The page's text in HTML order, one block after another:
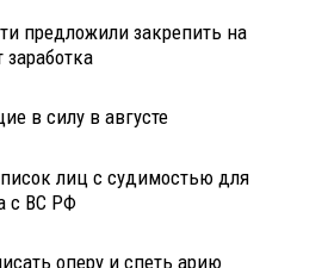
предложили закрепить на
заработка
в силу в августе
лиц с судимостью для
с ВС РФ
оперу и спеть арию